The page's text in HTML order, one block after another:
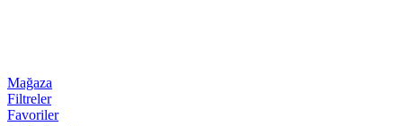
Mağaza
Filtreler
Favoriler